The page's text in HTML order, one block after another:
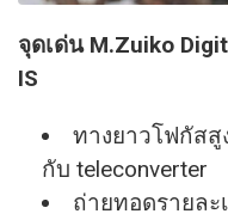
จุดเด่น M.Zuiko
IS
ทางยาวโฟกัสสู
กับ teleconverter
ถ่ายทอดรายล